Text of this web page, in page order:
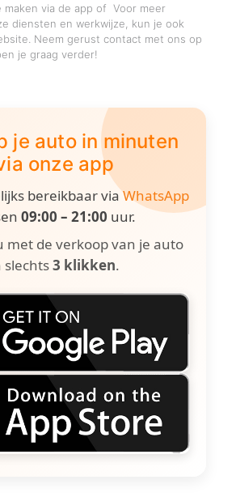
maken via de app of Voor meer
diensten en werkwijze, kun je ook
Neem gerust contact met ons op
je graag verder!
je auto in minuten
onze app
bereikbaar viaWhatsApp
09:00 – 21:00 uur.
met de verkoop van je auto
slechts3 klikken.